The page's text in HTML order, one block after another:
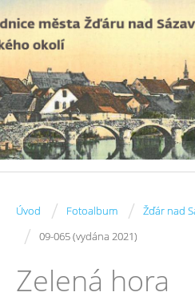
Úvod / Fotoalbum / Žďár nad
/ 09-065 (vydána 2021)
Zelená hora